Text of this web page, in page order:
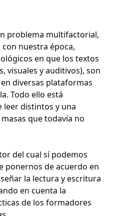
problema multifactorial,
nuestra época,
en que los textos
visuales y auditivos), son
diversas plataformas
Todo ello está
leer distintos y una
que todavía no
del cual sí podemos
ponernos de acuerdo en
la lectura y escritura
en cuenta la
de los formadores